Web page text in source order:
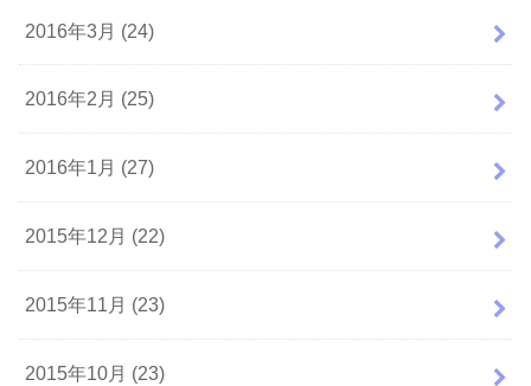
2016年3月 (24)
2016年2月 (25)
2016年1月 (27)
2015年12月 (22)
2015年11月 (23)
2015年10月 (23)